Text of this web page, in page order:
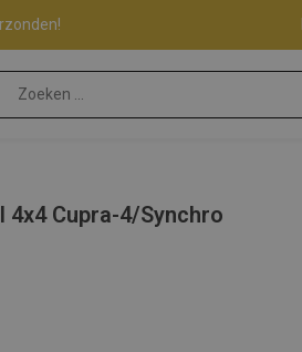
4x4 Cupra-4/Synchro